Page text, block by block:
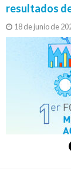
resultados
18 de junio de